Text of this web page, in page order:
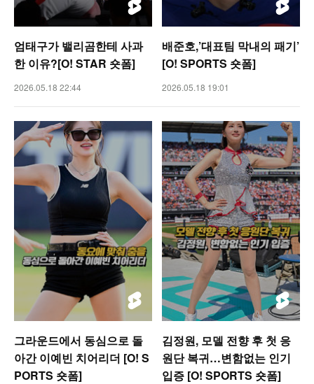
엄태구가 밸리곰한테 사과
한 이유?[O! STAR 숏폼]
2026.05.18 22:44
배준호,’대표팀 막내의 패기’
[O! SPORTS 숏폼]
2026.05.18 19:01
그라운드에서 동심으로 돌
아간 이예빈 치어리더 [O! S
PORTS 숏폼]
김정원, 모델 전향 후 첫 응
원단 복귀…변함없는 인기
입증 [O! SPORTS 숏폼]